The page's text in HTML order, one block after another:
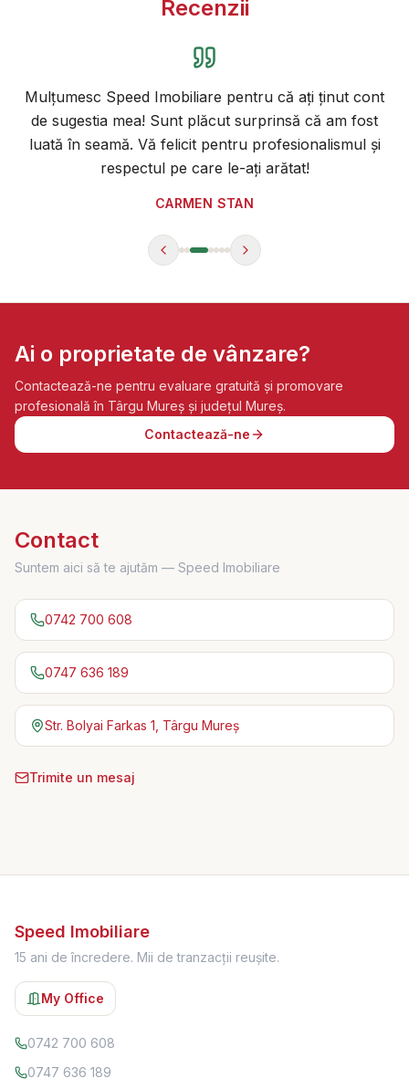
Recenzii
Mulțumesc Speed Imobiliare pentru că ați ținut cont
de sugestia mea! Sunt plăcut surprinsă că am fost
luată în seamă. Vă felicit pentru profesionalismul și
respectul pe care le-ați arătat!
CARMEN STAN
Ai o proprietate de vânzare?
Contactează-ne pentru evaluare gratuită și promovare
profesională în Târgu Mureș și județul Mureș.
Contactează-ne
Contact
Suntem aici să te ajutăm — Speed Imobiliare
0742 700 608
0747 636 189
Str. Bolyai Farkas 1, Târgu Mureș
Trimite un mesaj
Speed Imobiliare
15 ani de încredere. Mii de tranzacții reușite.
My Office
0742 700 608
0747 636 189